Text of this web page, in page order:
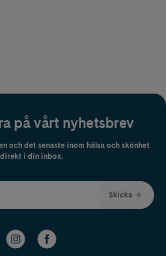
på vårt nyhetsbrev
och det senaste inom hälsa och skönhet
direkt i din inbox.
Skicka